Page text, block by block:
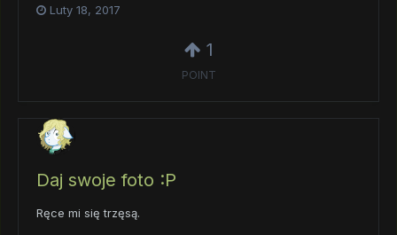
Luty 18, 2017
1
POINT
Daj swoje foto :P
Ręce mi się trzęsą.